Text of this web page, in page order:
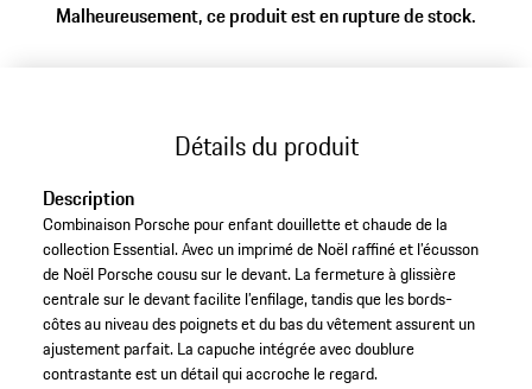
Malheureusement, ce produit est en rupture de stock.
Détails du produit
Description
Combinaison Porsche pour enfant douillette et chaude de la
collection Essential. Avec un imprimé de Noël raffiné et l’écusson
de Noël Porsche cousu sur le devant. La fermeture à glissière
centrale sur le devant facilite l’enfilage, tandis que les bords-
côtes au niveau des poignets et du bas du vêtement assurent un
ajustement parfait. La capuche intégrée avec doublure
contrastante est un détail qui accroche le regard.